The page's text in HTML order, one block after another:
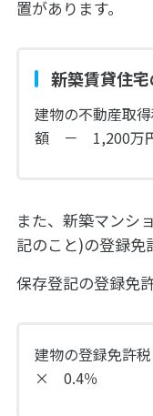
置があります。
新築賃貸住
建物の不動産取
額 － 1,200
また、新築マンシ
記のこと)の登録免
保存登記の登録免
建物の登録免許
× 0.4％